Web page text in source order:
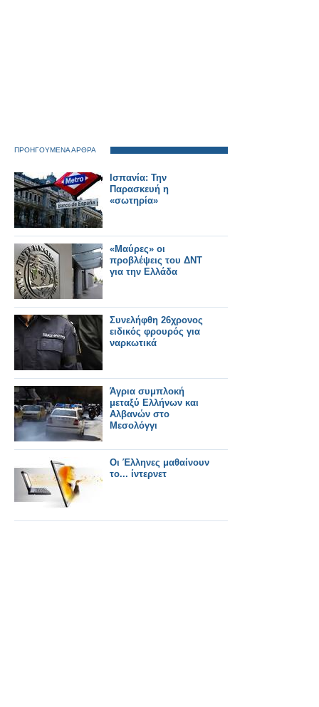
ΠΡΟΗΓΟΥΜΕΝΑ ΑΡΘΡΑ
Ισπανία: Την
Παρασκευή η
«σωτηρία»
«Μαύρες» οι
προβλέψεις του ΔΝΤ
για την Ελλάδα
Συνελήφθη 26χρονος
ειδικός φρουρός για
ναρκωτικά
Άγρια συμπλοκή
μεταξύ Ελλήνων και
Αλβανών στο
Μεσολόγγι
Οι Έλληνες μαθαίνουν
το... ίντερνετ